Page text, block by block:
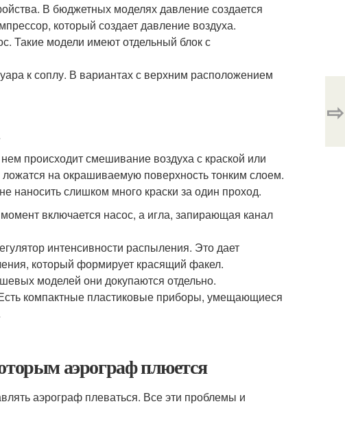
В бюджетных моделях давление создается
который создает давление воздуха.
Такие модели имеют отдельный блок с
к соплу. В вариантах с верхним расположением
происходит смешивание воздуха с краской или
на окрашиваемую поверхность тонким слоем.
наносить слишком много краски за один проход.
включается насос, а игла, запирающая канал
интенсивности распыления. Это дает
который формирует красящий факел.
моделей они докупаются отдельно.
компактные пластиковые приборы, умещающиеся
аэрограф плюется
аэрограф плеваться. Все эти проблемы и
⇨